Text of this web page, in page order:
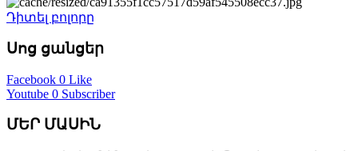
Դիտել բոլորը
Սոց ցանցեր
Facebook 0 Like
Youtube 0 Subscriber
ՄԵՐ ՄԱՍԻՆ